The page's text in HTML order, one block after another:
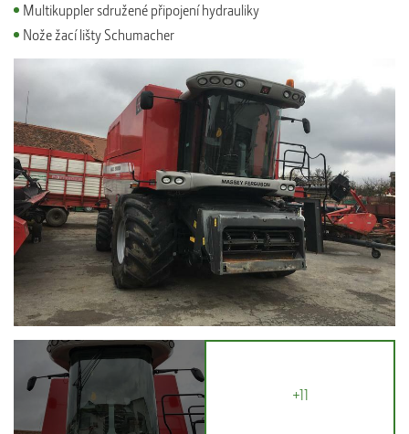
Multikuppler sdružené připojení hydrauliky
Nože žací lišty Schumacher
+11